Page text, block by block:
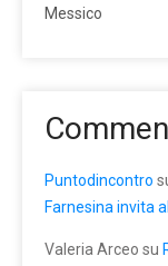
Messico
Puntodincontro
Farnesina invita
Valeria Arceo su